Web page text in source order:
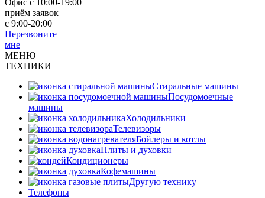
Офис с 10:00-19:00
приём заявок
с 9:00-20:00
Перезвоните
мне
МЕНЮ
ТЕХНИКИ
Стиральные машины
Посудомоечные
машины
Холодильники
Телевизоры
Бойлеры и котлы
Плиты и духовки
Кондиционеры
Кофемашины
Другую технику
Телефоны